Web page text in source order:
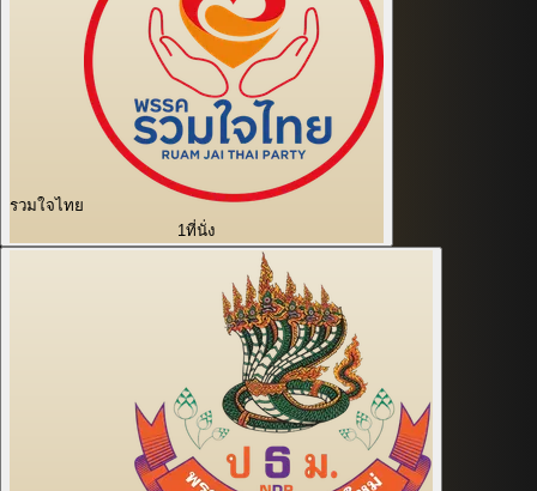
รวมใจไทย
1ที่นั่ง